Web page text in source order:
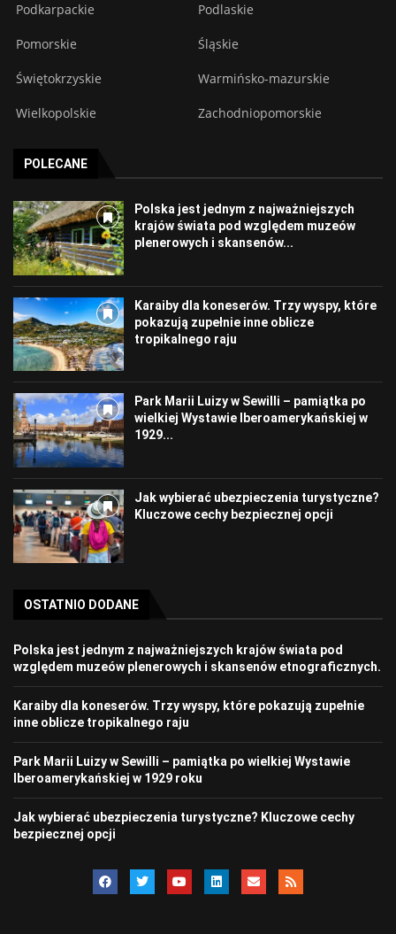
Podkarpackie Podlaskie
Pomorskie Śląskie
Świętokrzyskie Warmińsko-mazurskie
Wielkopolskie Zachodniopomorskie
POLECANE
Polska jest jednym z najważniejszych
krajów świata pod względem muzeów
plenerowych i skansenów...
Karaiby dla koneserów. Trzy wyspy, które
pokazują zupełnie inne oblicze
tropikalnego raju
Park Marii Luizy w Sewilli – pamiątka po
wielkiej Wystawie Iberoamerykańskiej w
1929...
Jak wybierać ubezpieczenia turystyczne?
Kluczowe cechy bezpiecznej opcji
OSTATNIO DODANE
Polska jest jednym z najważniejszych krajów świata pod
względem muzeów plenerowych i skansenów etnograficznych.
Karaiby dla koneserów. Trzy wyspy, które pokazują zupełnie
inne oblicze tropikalnego raju
Park Marii Luizy w Sewilli – pamiątka po wielkiej Wystawie
Iberoamerykańskiej w 1929 roku
Jak wybierać ubezpieczenia turystyczne? Kluczowe cechy
bezpiecznej opcji